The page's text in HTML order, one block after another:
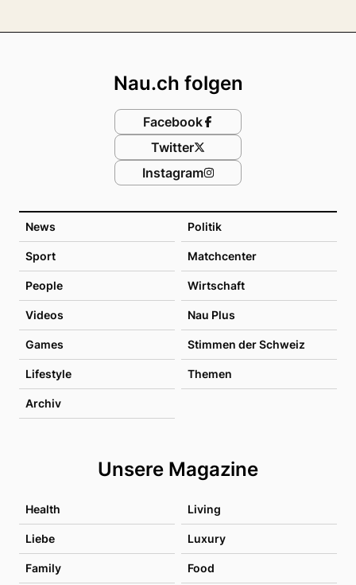
News Politik
Sport Matchcenter
People Wirtschaft
Videos Nau Plus
Games Stimmen der Schweiz
Lifestyle Themen
Archiv
Unsere Magazine
Health Living
Liebe Luxury
Family Food
Nau.ch folgen
Facebook
Twitter
Instagram